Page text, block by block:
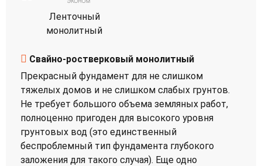
Ленточный
монолитный
Свайно-ростверковый монолитный
Прекрасный фундамент для не слишком
тяжелых домов и не слишком слабых грунтов.
Не требует большого объема земляных работ,
полноценно пригоден для высокого уровня
грунтовых вод (это единственный
беспроблемный тип фундамента глубокого
заложения для такого случая). Еще одно